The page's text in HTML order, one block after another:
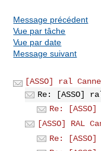
Message précédent
Vue par tâche
Vue par date
Message suivant
[ASSO] ral
Re: [ASSO]
Re:
[ASSO] RAL
Re: [ASSO]